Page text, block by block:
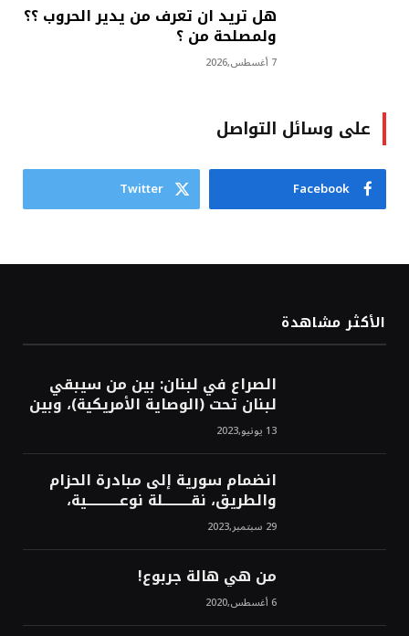
هل تريد ان تعرف من يدير الحروب ؟؟
ولمصلحة من ؟
7 أغسطس,2026
على وسائل التواصل
Facebook
Twitter
الأكثر مشاهدة
الصراع في لبنان: بين من سيبقي
لبنان تحت (الوصاية الأمريكية)، وبين
من سيخرج لبنان من النفق الغربي!
محمد محسن13 يونيو,2023
انضمام سورية إلى مبادرة الحزام
والطريق، نقــــــــــلة نوعــــــــــــية،
استراتيجية، تاريخية، نهائية، نحو
الشرق!محمد محسن29 سبتمبر,2023
من هي هالة جربوع!
6 أغسطس,2020